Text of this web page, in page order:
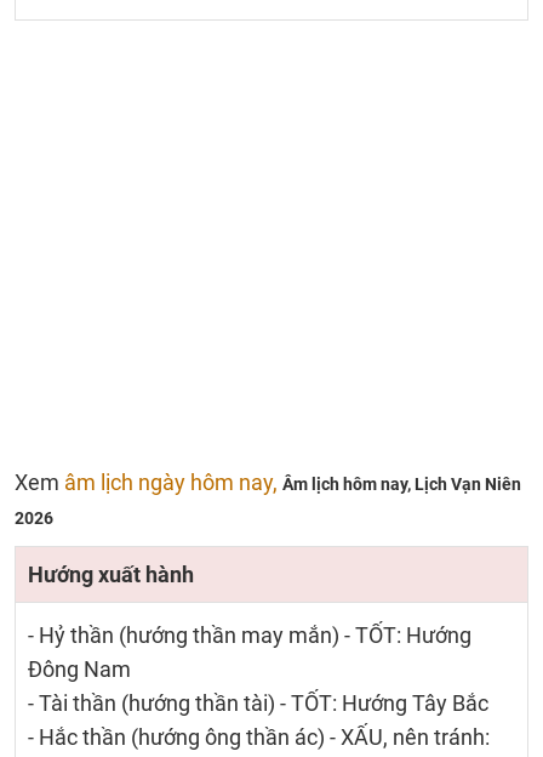
Xem âm lịch ngày hôm nay, Âm lịch hôm nay, Lịch Vạn Niên
2026
Hướng xuất hành
- Hỷ thần (hướng thần may mắn) - TỐT: Hướng
Đông Nam
- Tài thần (hướng thần tài) - TỐT: Hướng Tây Bắc
- Hắc thần (hướng ông thần ác) - XẤU, nên tránh: